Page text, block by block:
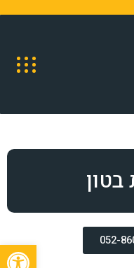
בטון